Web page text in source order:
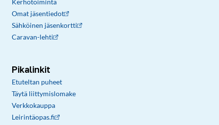
Kerhotoiminta
Omat jäsentiedot
Sähköinen jäsenkortti
Caravan-lehti
Pikalinkit
Etuteltan puheet
Täytä liittymislomake
Verkkokauppa
Leirintäopas.fi